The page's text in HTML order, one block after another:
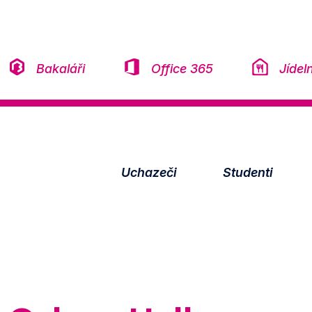
Bakaláři
Office 365
Uchazeči Studenti